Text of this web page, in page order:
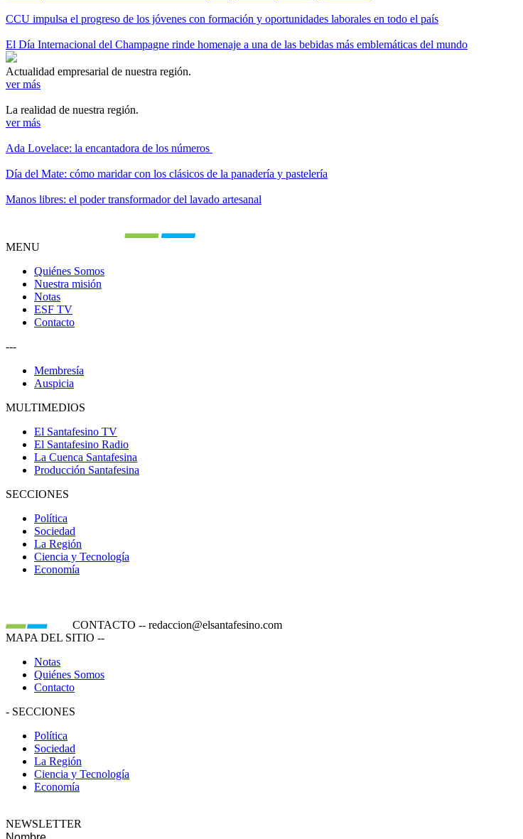
CCU impulsa el progreso de los jóvenes con formación y oportunidades laborales en todo el país
El Día Internacional del Champagne rinde homenaje a una de las bebidas más emblemáticas del mundo
Actualidad empresarial de nuestra región.
ver más
La realidad de nuestra región.
ver más
Ada Lovelace: la encantadora de los números
Día del Mate: cómo maridar con los clásicos de la panadería y pastelería
Manos libres: el poder transformador del lavado artesanal
MENU
Quiénes Somos
Nuestra misión
Notas
ESF TV
Contacto
---
Membresía
Auspicia
MULTIMEDIOS
El Santafesino TV
El Santafesino Radio
La Cuenca Santafesina
Producción Santafesina
SECCIONES
Política
Sociedad
La Región
Ciencia y Tecnología
Economía
CONTACTO -- redaccion@elsantafesino.com
MAPA DEL SITIO --
Notas
Quiénes Somos
Contacto
- SECCIONES
Política
Sociedad
La Región
Ciencia y Tecnología
Economía
NEWSLETTER